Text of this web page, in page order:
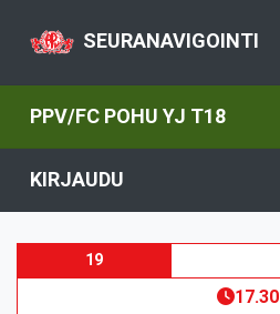
SEURANAVIGOINTI
PPV/FC POHU YJ T18
KIRJAUDU
19
17.30